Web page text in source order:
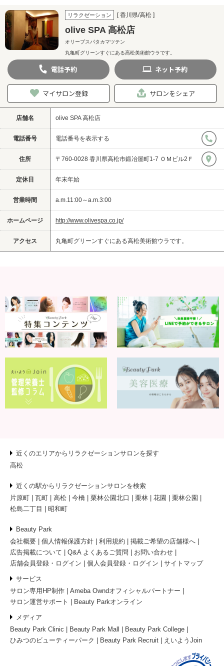
リラクゼーション [ 香川県/高松 ]
olive SPA 高松店
オリーブスパタカマツテン
丸亀町グリーンすぐにある高松美術館ウラです。
電話予約 ネット予約
マイサロン登録 サロンをシェア
店舗名 olive SPA 高松店
電話番号 電話番号を表示する
住所 〒760-0028 香川県高松市鍛冶屋町1-7 ＯＭビル2Ｆ
定休日 年末年始
営業時間 a.m.11:00～a.m.3:00
ホームページ http://www.olivespa.co.jp/
アクセス 丸亀町グリーンすぐにある高松美術館ウラです。
近くのエリアからリラクゼーションサロンを探す
高松
近くの駅からリラクゼーションサロンを検索
片原町
瓦町 高松 今橋 栗林公園北口 栗林 花園
栗林公園
松島二丁目
昭和町
Beauty Park
会社概要
個人情報保護方針 利用規約
掲載ご希望の店舗様へ
広告掲載について
Q&A よくあるご質問
お問い合わせ
店舗会員登録・ログイン
個人会員登録・ログイン サイトマップ
サービス
サロン専用HP制作
Ameba Owndオフィシャルパートナー
サロン運営サポート
Beauty Parkオンライン
メディア
Beauty Park Clinic
Beauty Park Mall
Beauty Park College
ひみつのビューティーパーク
Beauty Park Recruit えいようJoin